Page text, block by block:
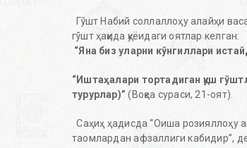
Гўшт Набий соллаллоҳу алайҳи
гўшт ҳақида қуёидаги оятлар келган:
“Яна биз уларни кўнгиллари
“Иштаҳалари тортадиган қуш
турурлар)” (Воқеа сураси, 21-оят).
Саҳиҳ ҳадисда “Оиша розияллоҳу
таомлардан афзаллиги кабидир”,